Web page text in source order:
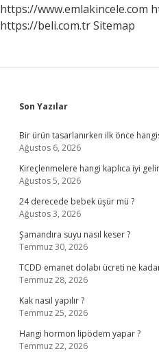
https://www.emlakincele.com
https://beli.com.trSitemap
Sidebar
Son Yazılar
Bir ürün tasarlanırken ilk önce
Ağustos 6, 2026
Kireçlenmelere hangi kaplıca iyi
Ağustos 5, 2026
24 derecede bebek üşür mü ?
Ağustos 3, 2026
Şamandıra suyu nasıl keser ?
Temmuz 30, 2026
TCDD emanet dolabı ücreti ne
Temmuz 28, 2026
Kak nasıl yapılır ?
Temmuz 25, 2026
Hangi hormon lipödem yapar ?
Temmuz 22, 2026